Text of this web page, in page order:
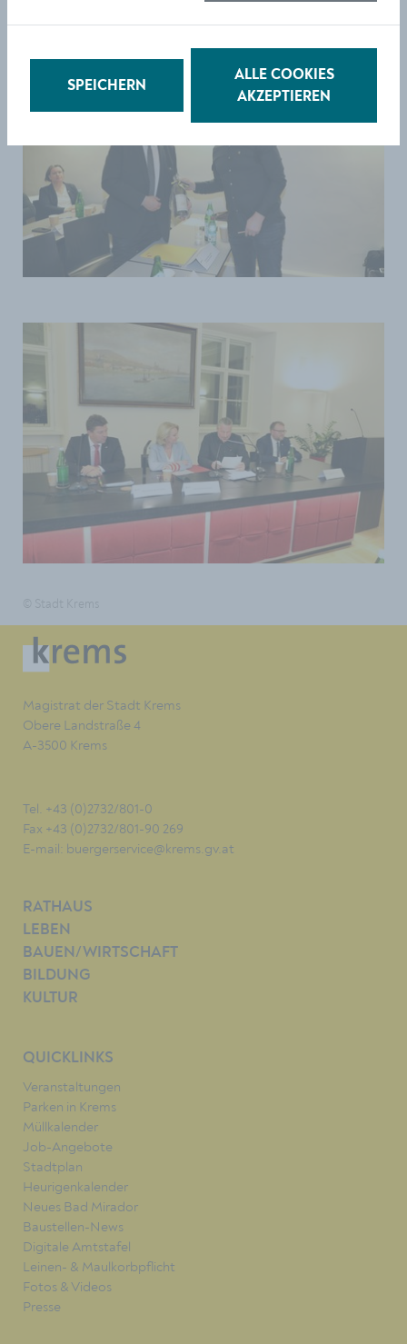
Magistrat der Stadt Krems
Obere Landstraße 4
A-3500 Krems
Tel. +43 (0)2732/801-0
Fax +43 (0)2732/801-90 269
E-mail: buergerservice@krems.gv.at
RATHAUS
LEBEN
BAUEN/WIRTSCHAFT
BILDUNG
KULTUR
QUICKLINKS
Veranstaltungen
Parken in Krems
Müllkalender
Job-Angebote
Stadtplan
Heurigenkalender
Neues Bad Mirador
Baustellen-News
Digitale Amtstafel
Leinen- & Maulkorbpflicht
Fotos & Videos
Presse
SPEICHERN
ALLE COOKIES
AKZEPTIEREN